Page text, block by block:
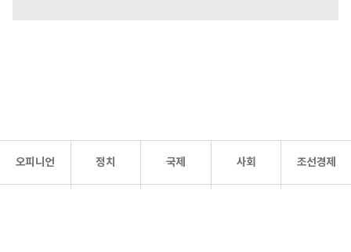
오피니언 정치 국제 사회 조선경제